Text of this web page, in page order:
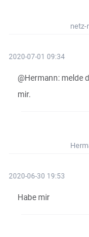
2020-07-01 09:34
@Hermann: melde
mir.
2020-06-30 19:53
Habe mir